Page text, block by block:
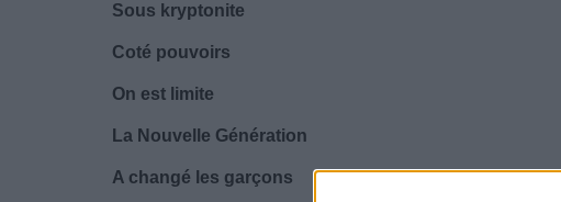
Sous kryptonite
Coté pouvoirs
On est limite
La Nouvelle Génération
A changé les garçons